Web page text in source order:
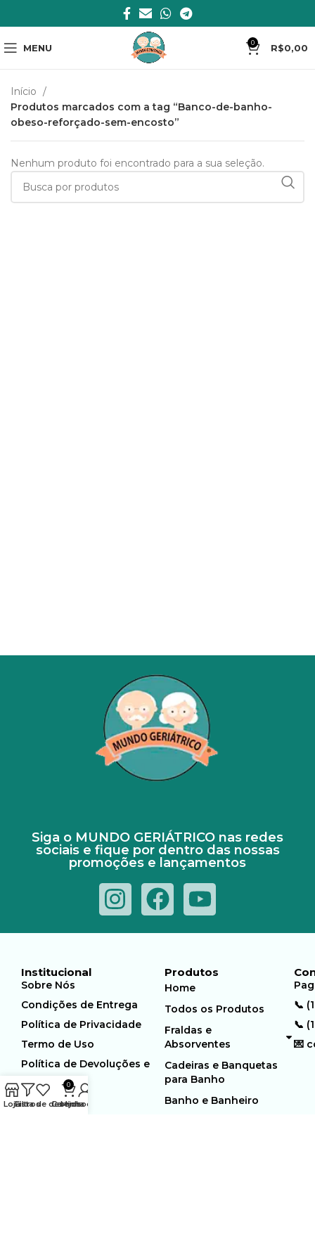
MENU 0 R$0,00
Início
Produtos marcados com a tag “Banco-de-banho-
obeso-reforçado-sem-encosto”
Nenhum produto foi encontrado para a sua seleção.
Siga o MUNDO GERIÁTRICO nas redes
sociais e fique por dentro das nossas
promoções e lançamentos
Institucional
Sobre Nós
Condições de Entrega
Política de Privacidade
Termo de Uso
Política de Devoluções e
Produtos
Home
Todos os Produtos
Fraldas e
Absorventes
Cadeiras e Banquetas
para Banho
Banho e Banheiro
📞
📞
💌
LojaFiltros
Lista de desejos
0
Carrinho
Minha conta